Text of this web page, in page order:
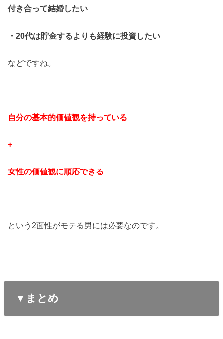
付き合って結婚したい
・20代は貯金するよりも経験に投資したい
などですね。
自分の基本的価値観を持っている
+
女性の価値観に順応できる
という2面性がモテる男には必要なのです。
▼まとめ